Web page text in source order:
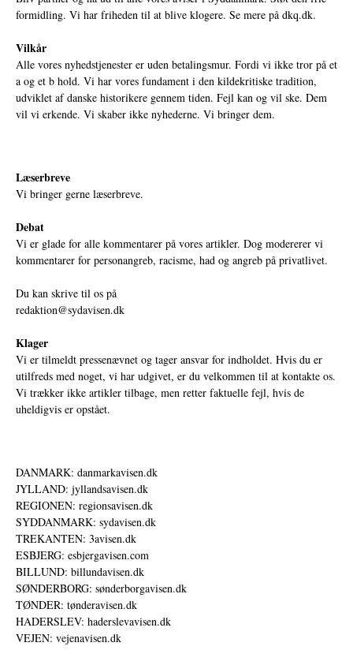
formidling. Vi har friheden til at blive klogere. Se mere på dkq.dk.
Vilkår
Alle vores nyhedstjenester er uden betalingsmur. Fordi vi ikke tror på et
a og et b hold. Vi har vores fundament i den kildekritiske tradition,
udviklet af danske historikere gennem tiden. Fejl kan og vil ske. Dem
vil vi erkende. Vi skaber ikke nyhederne. Vi bringer dem.
Læserbreve
Vi bringer gerne læserbreve.
Debat
Vi er glade for alle kommentarer på vores artikler. Dog modererer vi
kommentarer for personangreb, racisme, had og angreb på privatlivet.
Du kan skrive til os på
redaktion@sydavisen.dk
Klager
Vi er tilmeldt pressenævnet og tager ansvar for indholdet. Hvis du er
utilfreds med noget, vi har udgivet, er du velkommen til at kontakte os.
Vi trækker ikke artikler tilbage, men retter faktuelle fejl, hvis de
uheldigvis er opstået.
DANMARK: danmarkavisen.dk
JYLLAND: jyllandsavisen.dk
REGIONEN: regionsavisen.dk
SYDDANMARK: sydavisen.dk
TREKANTEN: 3avisen.dk
ESBJERG: esbjergavisen.com
BILLUND: billundavisen.dk
SØNDERBORG: sønderborgavisen.dk
TØNDER: tønderavisen.dk
HADERSLEV: haderslevavisen.dk
VEJEN: vejenavisen.dk